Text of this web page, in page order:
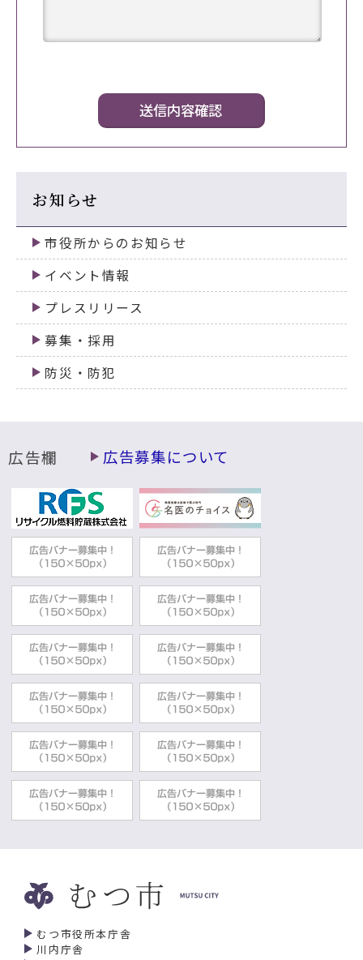
お知らせ
市役所からのお知らせ
イベント情報
プレスリリース
募集・採用
防災・防犯
広告欄 広告募集について
むつ市役所本庁舎
川内庁舎